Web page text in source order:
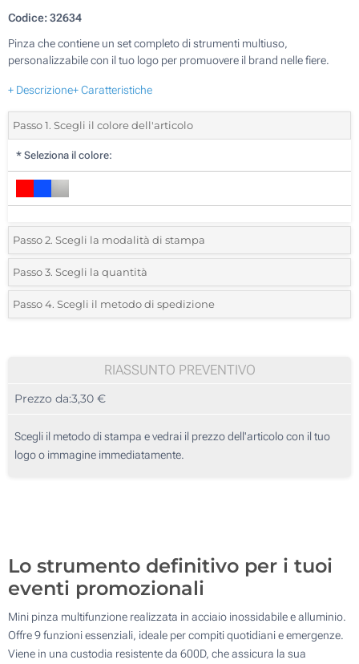
Codice:32634
Pinza che contiene un set completo di strumenti multiuso,
personalizzabile con il tuo logo per promuovere il brand nelle fiere.
+ Descrizione+ Caratteristiche
Passo 1. Scegli il colore dell'articolo
* Seleziona il colore:
Passo 2. Scegli la modalità di stampa
*Seleziona la posizione di stampa e il colore del vostro logo:
1 Colore (Su un lato)
Passo 3. Scegli la quantità
*Quantità desiderata:
20
50
100
Passo 4. Scegli il metodo di spedizione
RIASSUNTO PREVENTIVO
Prezzo da:3,30 €
Scegli il metodo di stampa e vedrai il prezzo dell'articolo con il tuo
logo o immagine immediatamente.
Lo strumento definitivo per i tuoi
eventi promozionali
Mini pinza multifunzione realizzata in acciaio inossidabile e alluminio.
Offre 9 funzioni essenziali, ideale per compiti quotidiani e emergenze.
Viene in una custodia resistente da 600D, che assicura la sua